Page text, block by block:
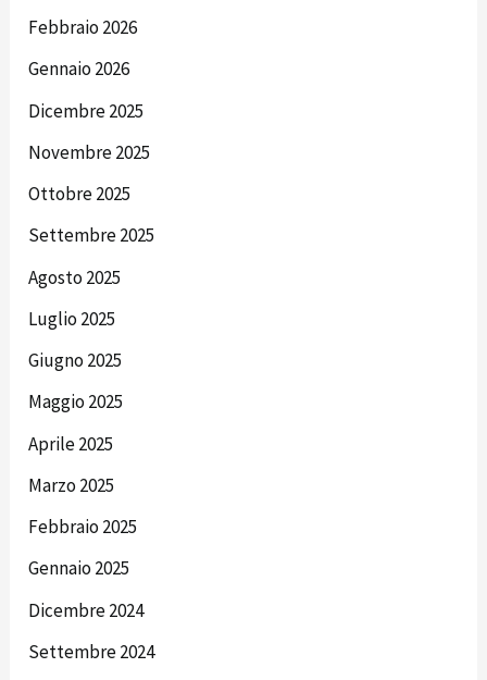
Febbraio 2026
Gennaio 2026
Dicembre 2025
Novembre 2025
Ottobre 2025
Settembre 2025
Agosto 2025
Luglio 2025
Giugno 2025
Maggio 2025
Aprile 2025
Marzo 2025
Febbraio 2025
Gennaio 2025
Dicembre 2024
Settembre 2024